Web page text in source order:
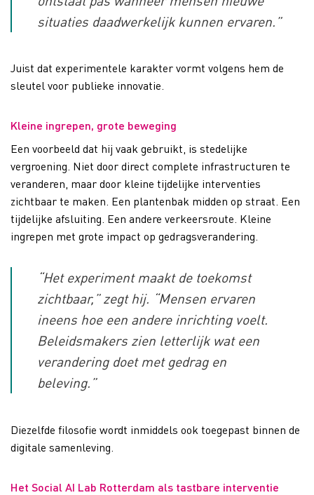
situaties daadwerkelijk kunnen ervaren.”
Juist dat experimentele karakter vormt volgens hem de
sleutel voor publieke innovatie.
Kleine ingrepen, grote beweging
Een voorbeeld dat hij vaak gebruikt, is stedelijke
vergroening. Niet door direct complete infrastructuren te
veranderen, maar door kleine tijdelijke interventies
zichtbaar te maken. Een plantenbak midden op straat. Een
tijdelijke afsluiting. Een andere verkeersroute. Kleine
ingrepen met grote impact op gedragsverandering.
“Het experiment maakt de toekomst
zichtbaar,” zegt hij. “Mensen ervaren
ineens hoe een andere inrichting voelt.
Beleidsmakers zien letterlijk wat een
verandering doet met gedrag en
beleving.”
Diezelfde filosofie wordt inmiddels ook toegepast binnen de
digitale samenleving.
Het Social AI Lab Rotterdam als tastbare interventie